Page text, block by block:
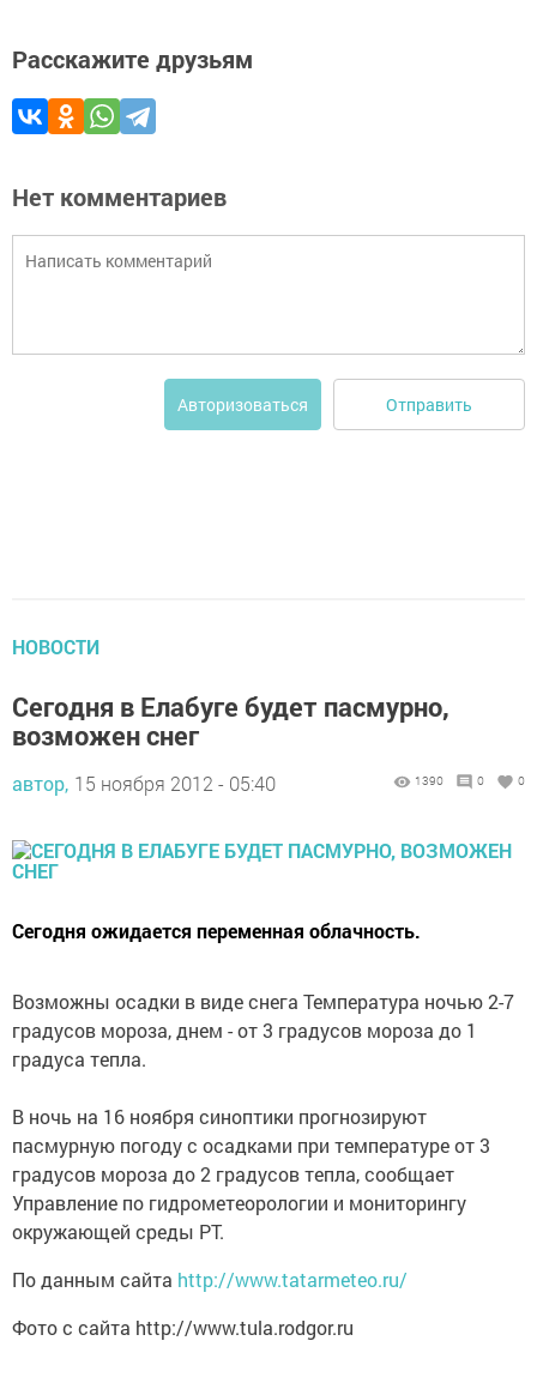
Расскажите друзьям
Нет комментариев
Авторизоваться Отправить
НОВОСТИ
Сегодня в Елабуге будет пасмурно,
возможен снег
автор, 15 ноября 2012 - 05:40 1390 0 0
Сегодня ожидается переменная облачность.
Возможны осадки в виде снега Температура ночью 2-7
градусов мороза, днем - от 3 градусов мороза до 1
градуса тепла.
В ночь на 16 ноября синоптики прогнозируют
пасмурную погоду с осадками при температуре от 3
градусов мороза до 2 градусов тепла, сообщает
Управление по гидрометеорологии и мониторингу
окружающей среды РТ.
По данным сайта http://www.tatarmeteo.ru/
Фото с сайта http://www.tula.rodgor.ru